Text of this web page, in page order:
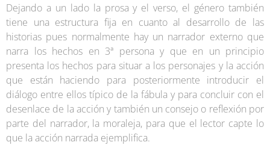
Dejando a un lado la prosa y el verso, el género también
tiene una estructura fija en cuanto al desarrollo de las
historias pues normalmente hay un narrador externo que
narra los hechos en 3ª persona y que en un principio
presenta los hechos para situar a los personajes y la acción
que están haciendo para posteriormente introducir el
diálogo entre ellos típico de la fábula y para concluir con el
desenlace de la acción y también un consejo o reflexión por
parte del narrador, la moraleja, para que el lector capte lo
que la acción narrada ejemplifica.